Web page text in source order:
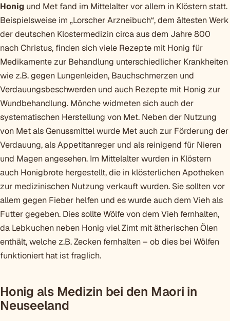
Honig und Met fand im Mittelalter vor allem in Klöstern statt.
Beispielsweise im „Lorscher Arzneibuch“, dem ältesten Werk
der deutschen Klostermedizin circa aus dem Jahre 800
nach Christus, finden sich viele Rezepte mit Honig für
Medikamente zur Behandlung unterschiedlicher Krankheiten
wie z.B. gegen Lungenleiden, Bauchschmerzen und
Verdauungsbeschwerden und auch Rezepte mit Honig zur
Wundbehandlung. Mönche widmeten sich auch der
systematischen Herstellung von Met. Neben der Nutzung
von Met als Genussmittel wurde Met auch zur Förderung der
Verdauung, als Appetitanreger und als reinigend für Nieren
und Magen angesehen. Im Mittelalter wurden in Klöstern
auch Honigbrote hergestellt, die in klösterlichen Apotheken
zur medizinischen Nutzung verkauft wurden. Sie sollten vor
allem gegen Fieber helfen und es wurde auch dem Vieh als
Futter gegeben. Dies sollte Wölfe von dem Vieh fernhalten,
da Lebkuchen neben Honig viel Zimt mit ätherischen Ölen
enthält, welche z.B. Zecken fernhalten – ob dies bei Wölfen
funktioniert hat ist fraglich.
Honig als Medizin bei den Maori in
Neuseeland